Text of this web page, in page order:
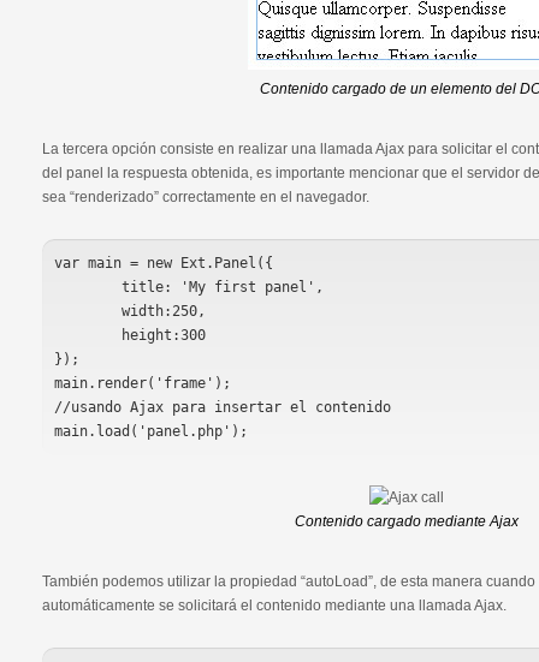
Contenido cargado de un elemento del
La tercera opción consiste en realizar una llamada Ajax para solicitar el
del panel la respuesta obtenida, es importante mencionar que el servidor
sea “renderizado” correctamente en el navegador.
var main = new Ext.Panel({
});
main.render('frame');
//usando Ajax para insertar el contenido
Contenido cargado mediante Ajax
También podemos utilizar la propiedad “autoLoad”, de esta manera
automáticamente se solicitará el contenido mediante una llamada Ajax.